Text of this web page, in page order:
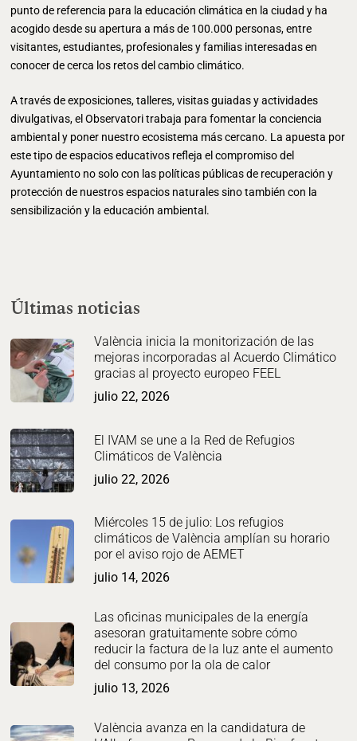
punto de referencia para la educación climática en la ciudad y ha
acogido desde su apertura a más de 100.000 personas, entre
visitantes, estudiantes, profesionales y familias interesadas en
conocer de cerca los retos del cambio climático.
A través de exposiciones, talleres, visitas guiadas y actividades
divulgativas, el Observatori trabaja para fomentar la conciencia
ambiental y poner nuestro ecosistema más cercano. La apuesta por
este tipo de espacios educativos refleja el compromiso del
Ayuntamiento no solo con las políticas públicas de recuperación y
protección de nuestros espacios naturales sino también con la
sensibilización y la educación ambiental.
Últimas noticias
València inicia la monitorización de las
mejoras incorporadas al Acuerdo Climático
gracias al proyecto europeo FEEL
julio 22, 2026
El IVAM se une a la Red de Refugios
Climáticos de València
julio 22, 2026
Miércoles 15 de julio: Los refugios
climáticos de València amplían su horario
por el aviso rojo de AEMET
julio 14, 2026
Las oficinas municipales de la energía
asesoran gratuitamente sobre cómo
reducir la factura de la luz ante el aumento
del consumo por la ola de calor
julio 13, 2026
València avanza en la candidatura de